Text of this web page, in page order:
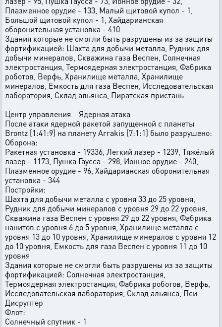
Плазменное орудие - 133, Малый щитовой купол - 1,
Большой щитовой купол - 1, Хайдарианская
оборонительная установка - 410
Здания которые не смогли быть разрушены из за защиты
фортификацией: Шахта для добычи металла, Рудник для
добычи минералов, Скважина газа Веспен, Солнечная
электростанция, Термоядерная электростанция, Фабрика
роботов, Верфь, Хранилище металла, Хранилище
минералов, Емкость для газа Веспен, Исследовательская
лаборатория, Склад альянса, Пиратская пристань
Центр управления Ядерная атака
После атаки ядерной ракетой запущенной с планеты
Brontz [1:41:9] на планету Arrakis [7:1:1] было разрушено:
Оборона:
Ракетная установка - 19336, Легкий лазер - 1239, Тяжёлый
лазер - 1173, Пушка Гаусса - 298, Ионное орудие - 240,
Плазменное орудие - 96, Хайдарианская оборонительная
установка - 344
Постройки:
Шахта для добычи металла с уровня 33 до 25 уровня,
Рудник для добычи минералов с уровня 29 до 22 уровня,
Скважина газа Веспен с уровня 29 до 22 уровня, Фабрика
нанитов с уровня 6 до 5 уровня, Хранилище металла с
уровня 13 до 10 уровня, Хранилище минералов с уровня 12
до 10 уровня, Емкость для газа Веспен с уровня 11 до 10
уровня
Здания которые не смогли быть разрушены из за защиты
фортификацией: Солнечная электростанция,
Термоядерная электростанция, Фабрика роботов, Верфь,
Исследовательская лаборатория, Склад альянса, Пси
Дисруптер
Флот:
Солнечный спутник - 1